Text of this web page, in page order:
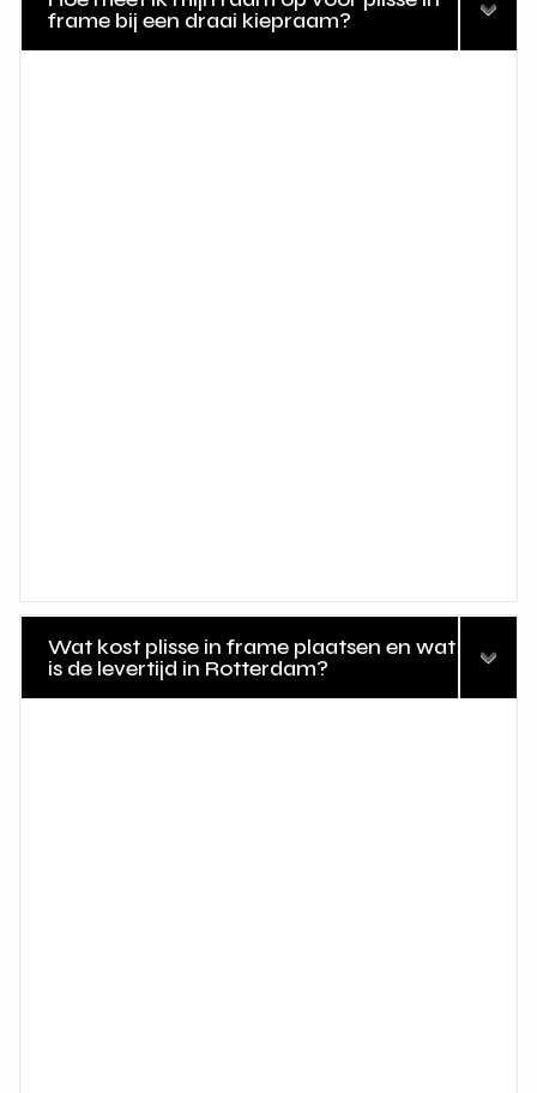
frame bij een draai kiepraam?
Wat kost plisse in frame plaatsen en wat
is de levertijd in Rotterdam?